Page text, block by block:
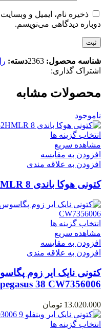
ذخیره نام، ایمیل و
دوباره دیدگاهی می‌نویسم.
شناسه محصول: 2363دسته:
اشتراک گذاری:
محصولات مشابه
ناموجود
انتخاب گزینه ها
مشاهده سریع
افزودن به مقایسه
افزودن به علاقه مندی
کتونی هوکا باندی 8 Hoka bondi 8 1127952HMLR
انتخاب گزینه ها
مشاهده سریع
افزودن به مقایسه
افزودن به علاقه مندی
pegasus 38 CW7356006
13.020.000 تومان
انتخاب گزینه ها